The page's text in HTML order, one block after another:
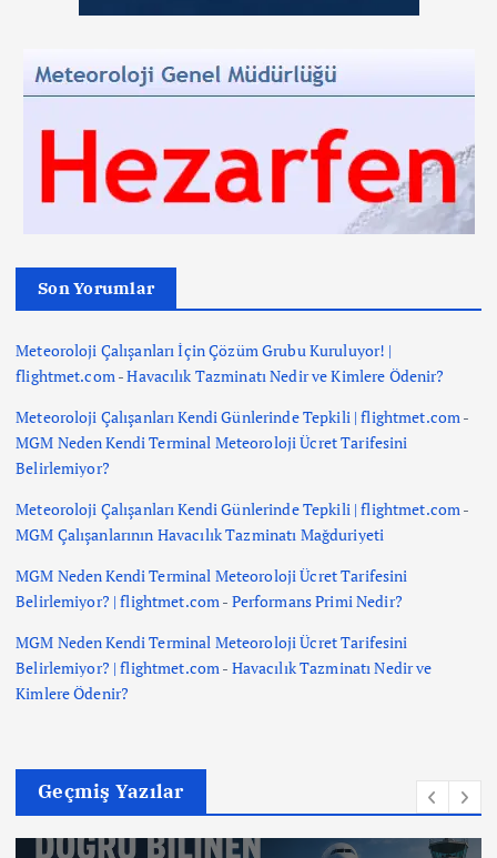
Son Yorumlar
Meteoroloji Çalışanları İçin Çözüm Grubu Kuruluyor! |
flightmet.com-Havacılık Tazminatı Nedir ve Kimlere Ödenir?
Meteoroloji Çalışanları Kendi Günlerinde Tepkili | flightmet.com-
MGM Neden Kendi Terminal Meteoroloji Ücret Tarifesini
Belirlemiyor?
Meteoroloji Çalışanları Kendi Günlerinde Tepkili | flightmet.com-
MGM Çalışanlarının Havacılık Tazminatı Mağduriyeti
MGM Neden Kendi Terminal Meteoroloji Ücret Tarifesini
Belirlemiyor? | flightmet.com- Performans Primi Nedir?
MGM Neden Kendi Terminal Meteoroloji Ücret Tarifesini
Belirlemiyor? | flightmet.com- Havacılık Tazminatı Nedir ve
Kimlere Ödenir?
Geçmiş Yazılar